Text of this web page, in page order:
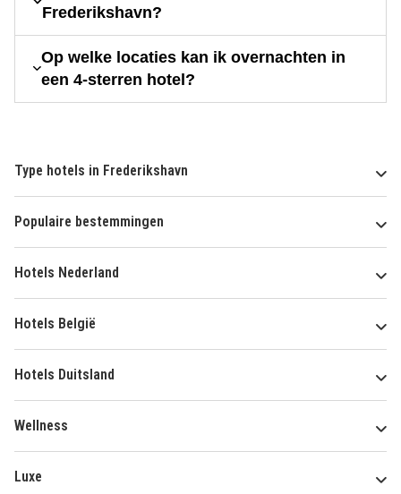
Frederikshavn?
Op welke locaties kan ik overnachten in
een 4-sterren hotel?
Type hotels in Frederikshavn
Populaire bestemmingen
Hotels Nederland
Hotels België
Hotels Duitsland
Wellness
Luxe